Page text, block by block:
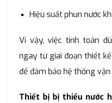
Hiệu suất phun nước
Vì vậy, việc tính toán
ngay từ giai đoạn thiết
để đảm bảo hệ thống vận
Thiết bị bị thiếu nước